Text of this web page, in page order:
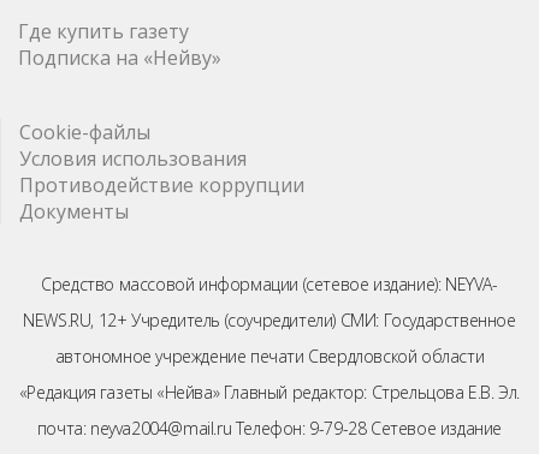
Где купить газету
Подписка на «Нейву»
Cookie-файлы
Условия использования
Противодействие коррупции
Документы
Средство массовой информации (сетевое издание): NEYVA-
NEWS.RU, 12+ Учредитель (соучредители) СМИ: Государственное
автономное учреждение печати Свердловской области
«Редакция газеты «Нейва» Главный редактор: Стрельцова Е.В. Эл.
почта: neyva2004@mail.ru Телефон: 9-79-28 Сетевое издание